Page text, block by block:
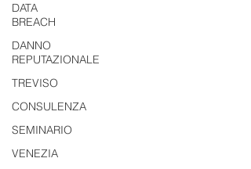
DATA
BREACH
DANNO
REPUTAZIONALE
TREVISO
CONSULENZA
SEMINARIO
VENEZIA